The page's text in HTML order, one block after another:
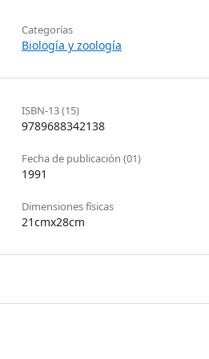
Categorías
Biología y zoología
ISBN-13 (15)
9789688342138
Fecha de publicación (01)
1991
Dimensiones físicas
21cmx28cm